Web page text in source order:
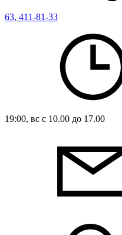
63, 411-81-33
19:00, вс с 10.00 до 17.00